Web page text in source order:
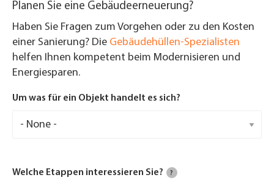
Planen Sie eine Gebäudeerneuerung?
Haben Sie Fragen zum Vorgehen oder zu den Kosten
einer Sanierung? Die Gebäudehüllen-Spezialisten
helfen Ihnen kompetent beim Modernisieren und
Energiesparen.
Um was für ein Objekt handelt es sich?
Welche Etappen interessieren Sie? ?